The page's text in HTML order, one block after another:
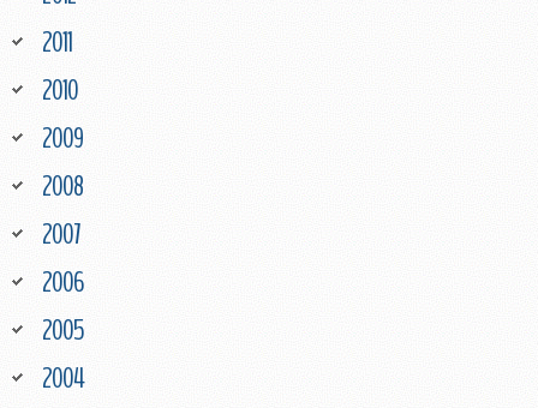
2011
2010
2009
2008
2007
2006
2005
2004